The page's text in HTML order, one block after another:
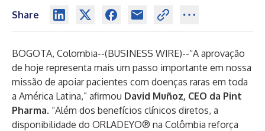
Share
BOGOTA, Colombia--(BUSINESS WIRE)--“A aprovação
de hoje representa mais um passo importante em nossa
missão de apoiar pacientes com doenças raras em toda
a América Latina,” afirmou David Muñoz, CEO da Pint
Pharma. “Além dos benefícios clínicos diretos, a
disponibilidade do ORLADEYO® na Colômbia reforça